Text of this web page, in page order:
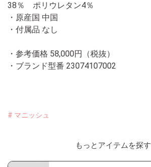
38％ ポリウレタン4％
・原産国 中国
・付属品 なし
・参考価格 58,000円（税抜）
・ブランド型番 23074107002
# マニッシュ
もっとアイテムを探す